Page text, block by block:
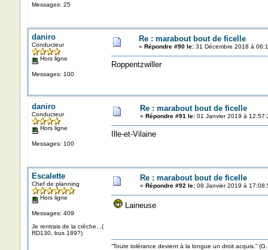
Messages: 25
daniro
Conducteur
Hors ligne
Messages: 100
Re : marabout bout de ficelle
« Répondre #90 le:31 Décembre 2018 à
Roppentzwiller
daniro
Conducteur
Hors ligne
Messages: 100
Re : marabout bout de ficelle
« Répondre #91 le:01 Janvier 2019 à
Ille-et-Vilaine
Escalette
Chef de planning
Hors ligne
Messages: 409
Je rentrais de la crèche...(
RD130, bus 189?)
Re : marabout bout de ficelle
« Répondre #92 le:08 Janvier 2019 à
Laineuse
“Toute tolérance devient à la longue un droit acquis.”